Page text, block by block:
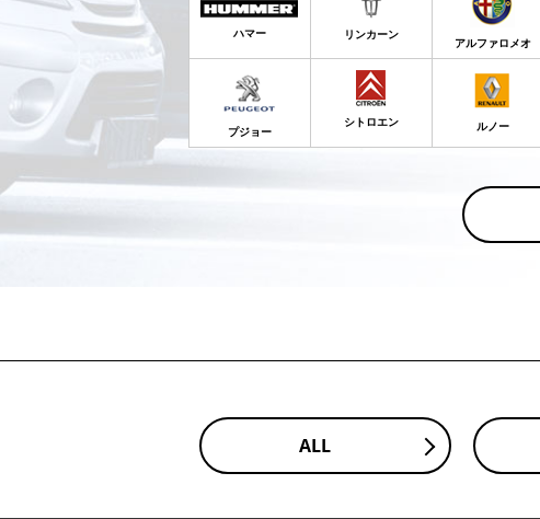
ハマー リンカーン
アルファロメオ
プジョー
シトロエン ルノー
ALL